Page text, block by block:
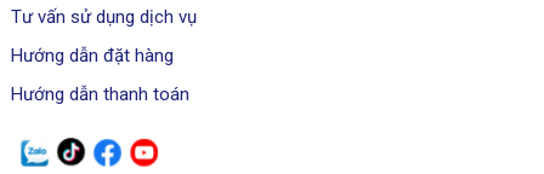
Tư vấn sử dụng dịch vụ
Hướng dẫn đặt hàng
Hướng dẫn thanh toán